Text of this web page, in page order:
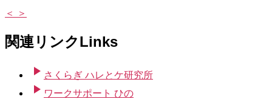
＜ ＞
関連リンクLinks
play_arrow さくらぎ ハレとケ研究所
play_arrow ワークサポート ひの